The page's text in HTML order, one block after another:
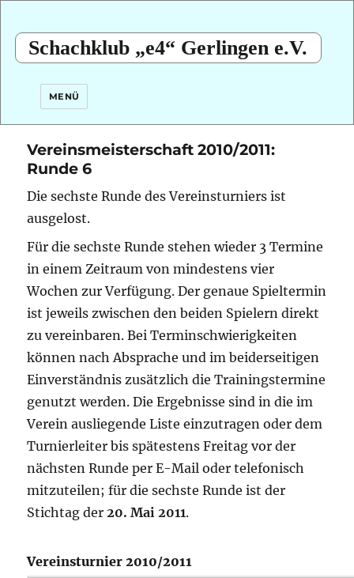
Schachklub „e4“ Gerlingen e.V.
MENÜ
Vereinsmeisterschaft 2010/2011:
Runde 6
Die sechste Runde des Vereinsturniers ist
ausgelost.
Für die sechste Runde stehen wieder 3 Termine
in einem Zeitraum von mindestens vier
Wochen zur Verfügung. Der genaue Spieltermin
ist jeweils zwischen den beiden Spielern direkt
zu vereinbaren. Bei Terminschwierigkeiten
können nach Absprache und im beiderseitigen
Einverständnis zusätzlich die Trainingstermine
genutzt werden. Die Ergebnisse sind in die im
Verein ausliegende Liste einzutragen oder dem
Turnierleiter bis spätestens Freitag vor der
nächsten Runde per E-Mail oder telefonisch
mitzuteilen; für die sechste Runde ist der
Stichtag der20. Mai 2011.
Vereinsturnier 2010/2011